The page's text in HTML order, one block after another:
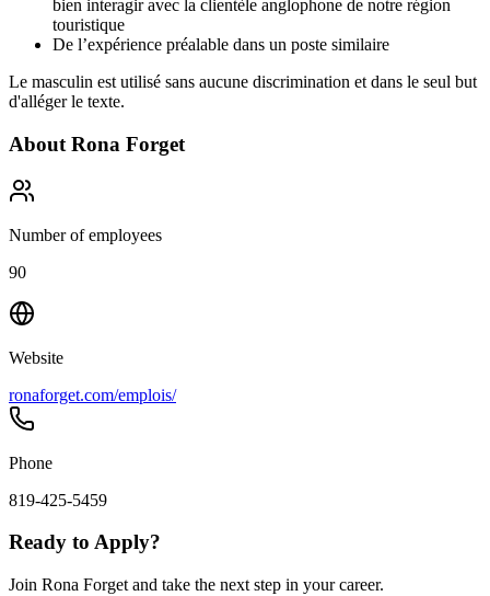
bien interagir avec la clientèle anglophone de notre région
touristique
De l’expérience préalable dans un poste similaire
Le masculin est utilisé sans aucune discrimination et dans le seul but
d'alléger le texte.
About Rona Forget
Number of employees
90
Website
ronaforget.com/emplois/
Phone
819-425-5459
Ready to Apply?
Join Rona Forget and take the next step in your career.